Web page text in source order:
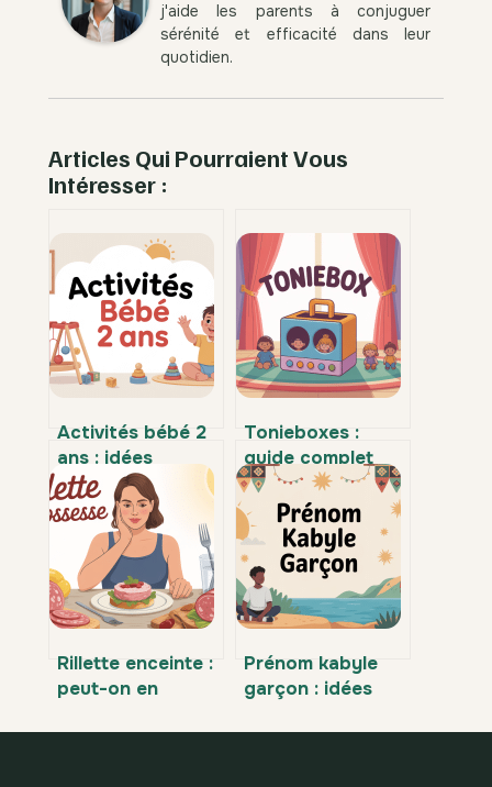
j'aide les parents à conjuguer
sérénité et efficacité dans leur
quotidien.
Articles Qui Pourraient Vous
Intéresser :
Activités bébé 2
ans : idées
simples pour
l’éveiller au
quotidien
Tonieboxes :
guide complet
pour bien choisir
et utiliser ce
lecteur audio
enfant
Rillette enceinte :
peut-on en
risque pendant la
Prénom kabyle
garçon : idées
modernes et